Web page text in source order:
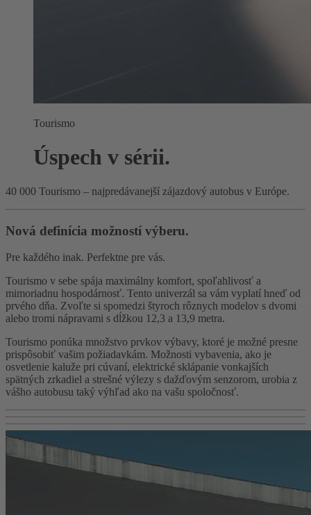
Tourismo
Úspech v sérii.
40 000 Tourismo – najpredávanejší zájazdový autobus v Európe.
Nová definícia možností výberu.
Pre každého inak. Perfektne pre vás.
Tourismo v sebe spája maximálny komfort, spoľahlivosť a
mimoriadnu hospodárnosť. Tento univerzál sa vám vyplatí hneď od
prvého dňa. Zvoľte si spomedzi štyroch rôznych modelov s dvomi
alebo tromi nápravami s dĺžkou 12,3 a 13,9 metra.
Tourismo ponúka množstvo prvkov výbavy, ktoré je možné presne
prispôsobiť vašim požiadavkám. Možnosti vybavenia, ako je
osvetlenie kaluže pri cúvaní, elektrické sklápanie vonkajších
spätných zrkadiel a strešné výlezy s dažďovým senzorom, urobia z
vášho autobusu taký výhľad ako na vašu spoločnosť.